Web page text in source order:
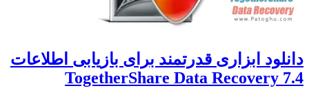
ابزاری قدرتمند برای بازیابی اطلاعات
TogetherShare Data